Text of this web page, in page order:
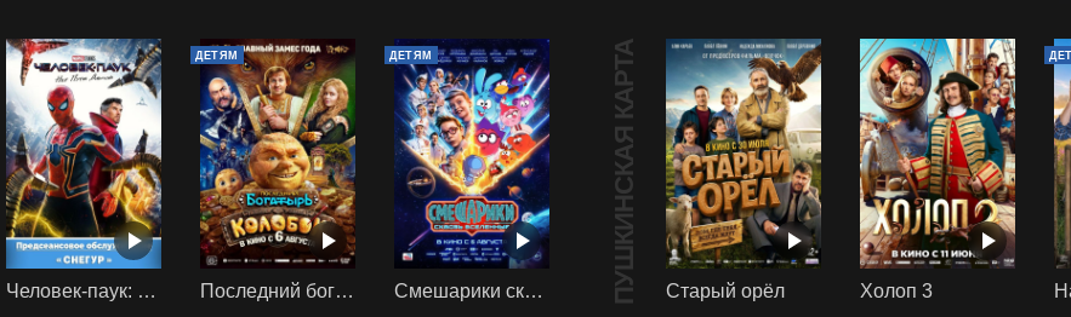
Человек-паук: Нет пути домой (2021) предс. обсл. Снегур
ДЕТЯМ
Последний богатырь. Колобок
ДЕТЯМ
Смешарики сквозь вселенные ПУШКИНСКАЯ КАРТА Старый орёл Холоп 3